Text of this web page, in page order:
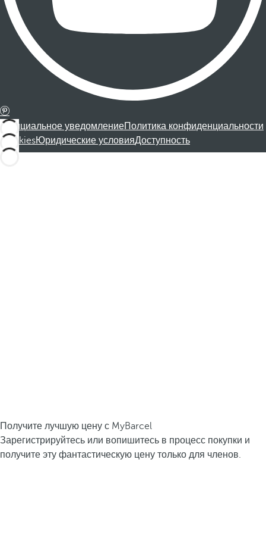
Официальное уведомлениеПолитика конфиденциальности
CookiesЮридические условияДоступность
Получите лучшую цену с MyBarcel
Зарегистрируйтесь или вопишитесь в процесс покупки и
получите эту фантастическую цену только для членов.